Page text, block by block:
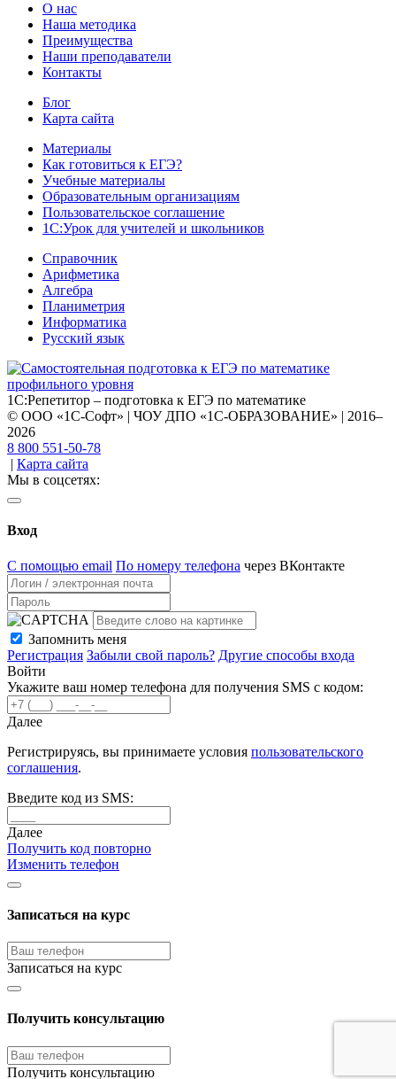
О нас
Наша методика
Преимущества
Наши преподаватели
Контакты
Блог
Карта сайта
Материалы
Как готовиться к ЕГЭ?
Учебные материалы
Образовательным организациям
Пользовательское соглашение
1С:Урок для учителей и школьников
Справочник
Арифметика
Алгебра
Планиметрия
Информатика
Русский язык
1С:Репетитор – подготовка к ЕГЭ по математике
© ООО «1С-Софт» | ЧОУ ДПО «1С-ОБРАЗОВАНИЕ» | 2016–
2026
8 800 551-50-78
| Карта сайта
Мы в соцсетях:
Вход
С помощью email По номеру телефона через ВКонтакте
Запомнить меня
Регистрация Забыли свой пароль? Другие способы входа
Войти
Укажите ваш номер телефона для получения SMS с кодом:
Далее
Регистрируясь, вы принимаете условия пользовательского
соглашения.
Введите код из SMS:
Далее
Получить код повторно
Изменить телефон
Записаться на курс
Записаться на курс
Получить консультацию
Получить консультацию